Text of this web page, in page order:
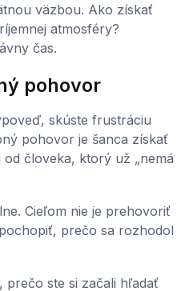
väzbou. Ako získať
atmosféry?
čas.
pohovor
skúste frustráciu
pohovor je šanca získať
človeka, ktorý už „nemá
Cieľom nie je prehovoriť
prečo sa rozhodol
ste si začali hľadať